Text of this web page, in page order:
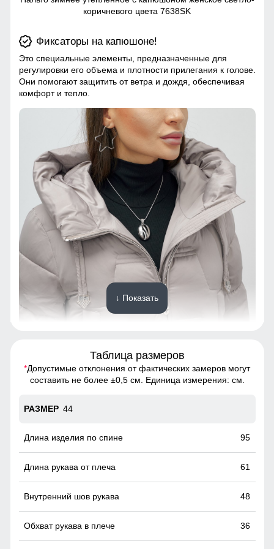
коричневого цвета 7638SK
Фиксаторы на капюшоне!
Это специальные элементы, предназначенные для
регулировки его объема и плотности прилегания к голове.
Они помогают защитить от ветра и дождя, обеспечивая
комфорт и тепло.
Это специальные элементы, предназначенные для
регулировки его объема и плотности прилегания к голове.
Они помогают защитить от ветра и дождя, обеспечивая
Удобно расстёгивается снизу, не стесняет движения,
↓ Показать
Таблица размеров
*Допустимые отклонения от фактических замеров могут
составить не более ±0,5 см. Единица измерения: см.
44
95
61
48
36